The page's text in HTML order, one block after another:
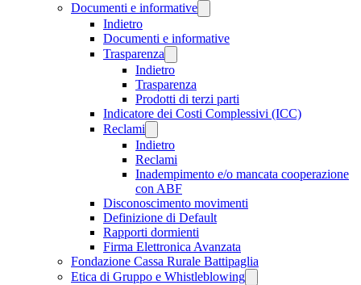
Documenti e informative
Indietro
Documenti e informative
Trasparenza
Indietro
Trasparenza
Prodotti di terzi parti
Indicatore dei Costi Complessivi (ICC)
Reclami
Indietro
Reclami
Inadempimento e/o mancata cooperazione
con ABF
Disconoscimento movimenti
Definizione di Default
Rapporti dormienti
Firma Elettronica Avanzata
Fondazione Cassa Rurale Battipaglia
Etica di Gruppo e Whistleblowing